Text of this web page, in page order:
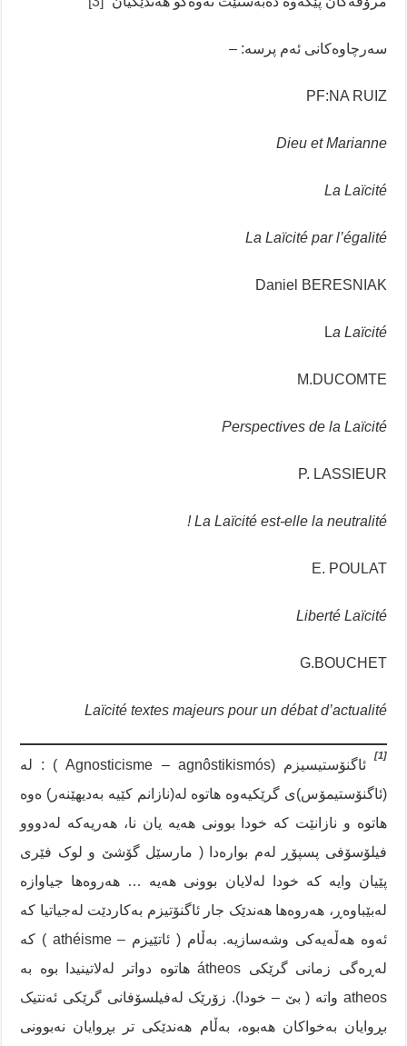
سەرچاوەکانی ئەم پرسە: –
PF:NA RUIZ
Dieu et Marianne
La Laïcité
La Laïcité par l’égalité
Daniel BERESNIAK
La Laïcité
M.DUCOMTE
Perspectives de la Laïcité
P. LASSIEUR
La Laïcité est-elle la neutralité !
E. POULAT
Liberté Laïcité
G.BOUCHET
Laïcité textes majeurs pour un débat d’actualité
[1]
ئاگنۆستیسیزم (Agnosticisme – agnôstikismós ) : لە
(ئاگنۆستیمۆس)ی گرێکیەوە هاتوە لە(نازانم کێیە بەدیهێنەر) ەوە
هاتوە و نازانێت کە خودا بوونی هەیە یان نا، هەریەکە لەدووو
فیلۆسۆفی پسپۆڕ لەم بوارەدا ( مارسێل گۆشێ و لوک فێری
پێیان وایە کە خودا لەلایان بوونی هەیە … هەروەها جیاوازە
لەبێباوەڕ، هەروەها هەندێک جار ئاگنۆتیزم بەکاردێت لەجیاتیا کە
ئەوە هەڵەیەکی وشەسازیە. بەڵام ( ئاتێیزم – athéisme ) کە
لەڕەگی زمانی گرێکی átheos هاتوە دواتر لەلاتینیدا بوە بە
atheos واتە ( بێ – خودا). زۆرێک لەفیلسۆفانی گرێکی ئەنتیک
بڕوایان بەخواکان هەبوە، بەڵام هەندێکی تر بڕوایان نەبوونی